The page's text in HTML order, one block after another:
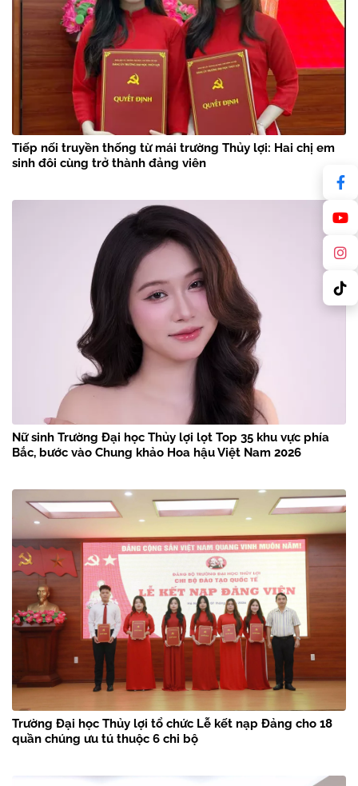
Tiếp nối truyền thống từ mái trường Thủy lợi: Hai chị em
sinh đôi cùng trở thành đảng viên
Nữ sinh Trường Đại học Thủy lợi lọt Top 35 khu vực phía
Bắc, bước vào Chung khảo Hoa hậu Việt Nam 2026
Trường Đại học Thủy lợi tổ chức Lễ kết nạp Đảng cho 18
quần chúng ưu tú thuộc 6 chi bộ